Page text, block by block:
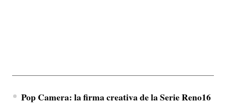
Pop Camera: la firma creativa de la Serie Reno16